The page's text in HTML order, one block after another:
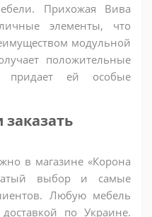
Прихожая Вива
элементы, что
модульной
положительные
ей особые
в магазине «Корона
выбор и самые
Любую мебель
по Украине.